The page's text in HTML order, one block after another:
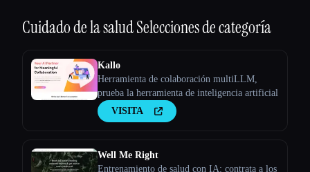
Cuidado de la saludSelecciones de categoría
Kallo
Herramienta de colaboración multiLLM,
prueba la herramienta de inteligencia artificial
VISITA
Well Me Right
Entrenamiento de salud con IA: contrata a los